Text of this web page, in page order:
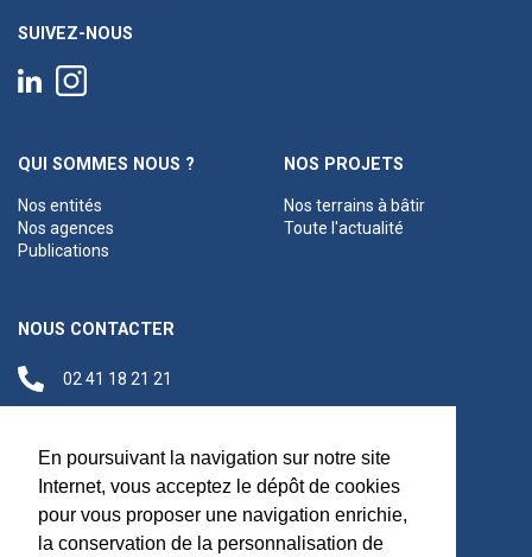
En poursuivant la navigation sur notre site
Internet, vous acceptez le dépôt de cookies
pour vous proposer une navigation enrichie,
la conservation de la personnalisation de
SUIVEZ-NOUS
QUI SOMMES NOUS ?
Nos entités
Nos agences
Publications
NOS PROJETS
Nos terrains à bâtir
Toute l'actualité
NOUS CONTACTER
02 41 18 21 21
Siège social
Maréchal Foch,
49100 Angers